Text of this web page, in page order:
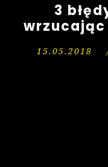
3
15.05.2018